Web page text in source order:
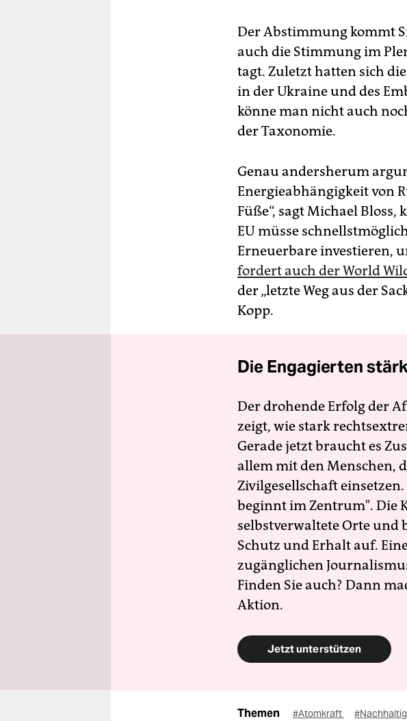
Der Abstimmung kommt
auch die Stimmung im
tagt. Zuletzt hatten sich
in der Ukraine und des
könne man nicht auch
der Taxonomie.
Genau andersherum
Energieabhängigkeit von
Füße“, sagt Michael
EU müsse
Erneuerbare investieren,
fordert auch der World
der „letzte Weg aus der
Kopp.
Die Engagierten
Der drohende Erfolg der
zeigt, wie stark
Gerade jetzt braucht es
allem mit den Menschen,
Zivilgesellschaft
beginnt im Zentrum". Die
selbstverwaltete Orte und
Schutz und Erhalt auf.
zugänglichen
Finden Sie auch? Dann
Aktion.
Jetzt unterstützen
Themen #Atomkraft